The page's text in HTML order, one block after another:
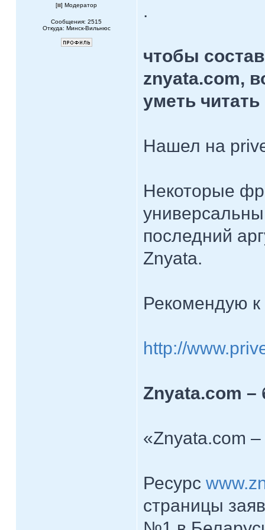
[ ] Модератор
Сообщения: 2515
Откуда: Минск-Вильнюс
.
чтобы
znyata.com,
уметь читать
Нашел на
Некоторые
последний
Znyata.
Рекомендую
http://
Znyata.com –
«Znyata.com
Ресурс
страницы